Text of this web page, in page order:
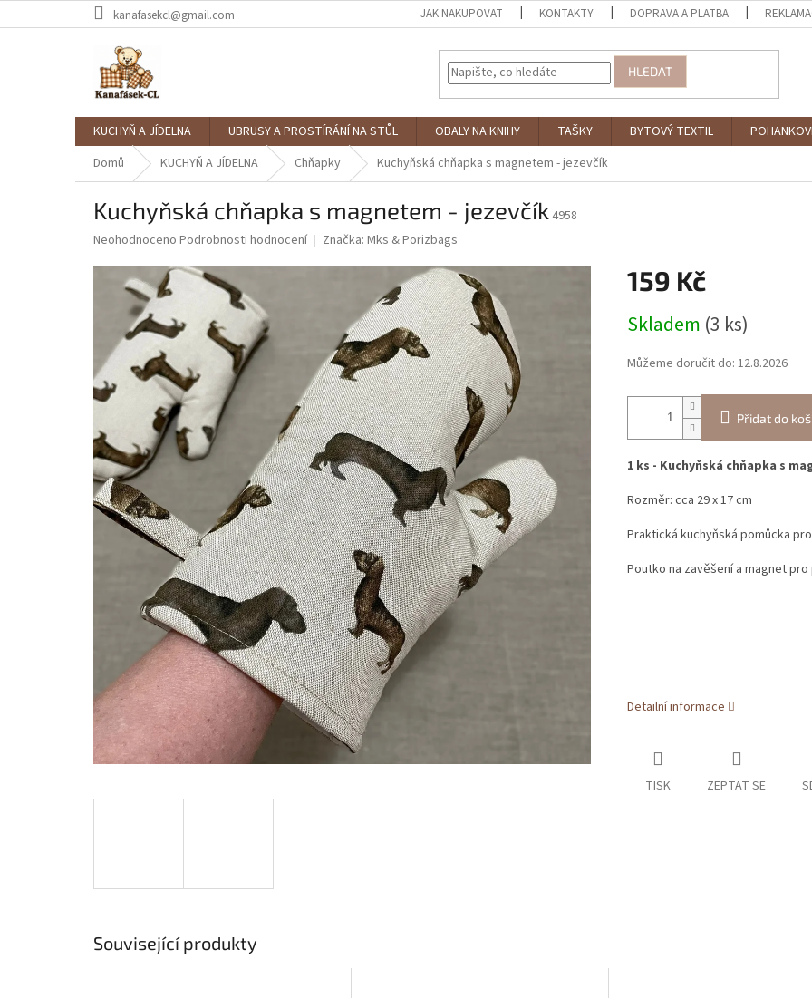
na
kanafasekcl@gmail.com JAK NAKUPOVAT KONTAKTY DOPRAVA A PLATBA
HLEDAT
KUCHYŇ A JÍDELNA UBRUSY A PROSTÍRÁNÍ NA STŮL OBALY NA KNIHY TAŠKY BYTOVÝ TEXTIL
Domů
KUCHYŇ A JÍDELNA Chňapky Kuchyňská chňapka s magnetem - jezevčík
Kuchyňská chňapka s magnetem - jezevčík 4958
Průměrné
produktu
hvězdiček.
Neohodnoceno Podrobnosti hodnocení Značka: Mks & Porizbags
159 Kč
cena:
Skladem (3 ks)
Můžeme doručit do: 12.8.2026
Přidat do
1 ks - Kuchyňská chňapka s
Rozměr: cca 29 x 17 cm
Praktická kuchyňská pomůcka
Poutko na zavěšení a magnet
Detailní informace
TISK ZEPTAT SE
Související produkty